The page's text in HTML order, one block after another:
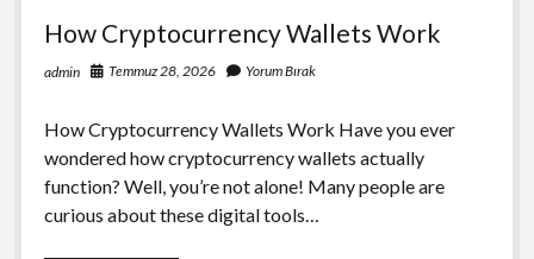
How Cryptocurrency Wallets Work
admin Temmuz 28, 2026 Yorum Bırak
How Cryptocurrency Wallets Work Have you ever
wondered how cryptocurrency wallets actually
function? Well, you’re not alone! Many people are
curious about these digital tools…